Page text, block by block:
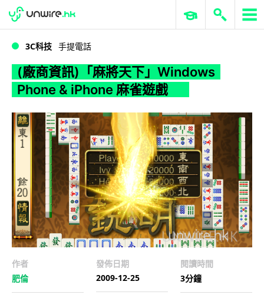
WWDC 2026 ERP 與商業 AI
3C科技 手提電話
(廠商資訊)「麻將天下」Windows
Phone & iPhone 麻雀遊戲
作者
肥倫
發佈日期
2009-12-25
閱讀時間
3分鐘